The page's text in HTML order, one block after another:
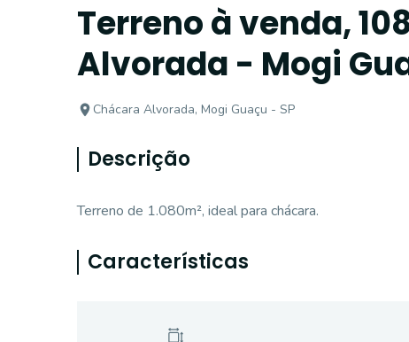
Terreno à venda,
Alvorada - Mogi
Chácara Alvorada, Mogi Guaçu - SP
Descrição
Terreno de 1.080m², ideal para chácara.
Características